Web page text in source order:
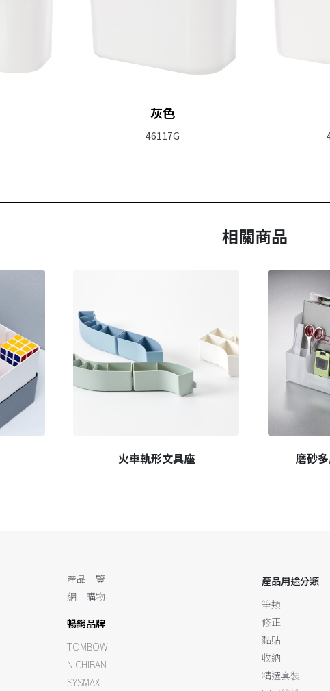
灰色
46117G
相關商品
火車軌形文具座 磨砂
產品一覽
網上購物
暢銷品牌
TOMBOW
NICHIBAN
SYSMAX
產品用途分類
筆類
修正
黏貼
收納
精選套裝